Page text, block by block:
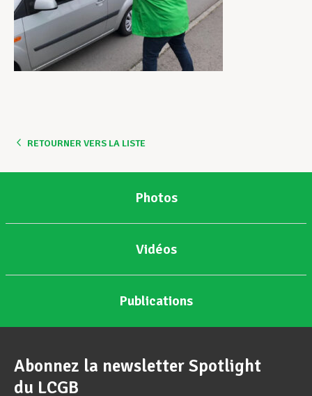
RETOURNER VERS LA LISTE
Photos
Vidéos
Publications
Abonnez la newsletter Spotlight
du LCGB